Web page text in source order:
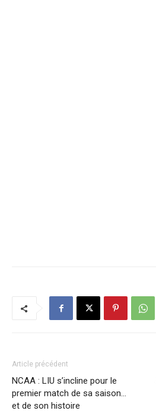
Article précédent
NCAA : LIU s’incline pour le
premier match de sa saison…
et de son histoire